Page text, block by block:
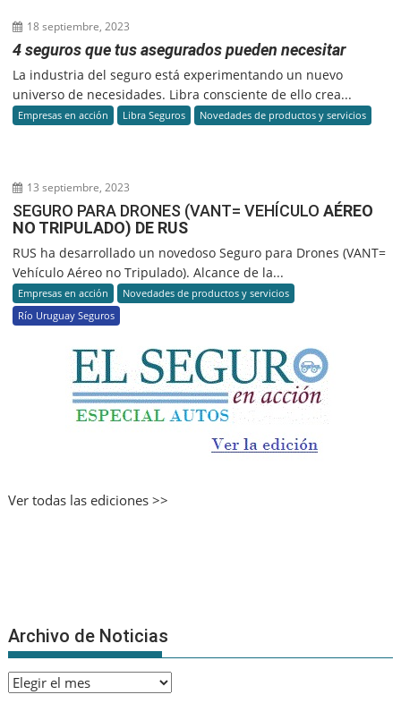
18 septiembre, 2023
4 seguros que tus asegurados pueden necesitar
La industria del seguro está experimentando un nuevo
universo de necesidades. Libra consciente de ello crea...
Empresas en acción Libra Seguros Novedades de productos y servicios
13 septiembre, 2023
SEGURO PARA DRONES (VANT= VEHÍCULOAÉREO
NO TRIPULADO) DE RUS
RUS ha desarrollado un novedoso Seguro para Drones (VANT=
Vehículo Aéreo no Tripulado). Alcance de la...
Empresas en acción
Novedades de productos y servicios
Río Uruguay Seguros
Ver todas las ediciones >>
Archivo de Noticias
Archivo